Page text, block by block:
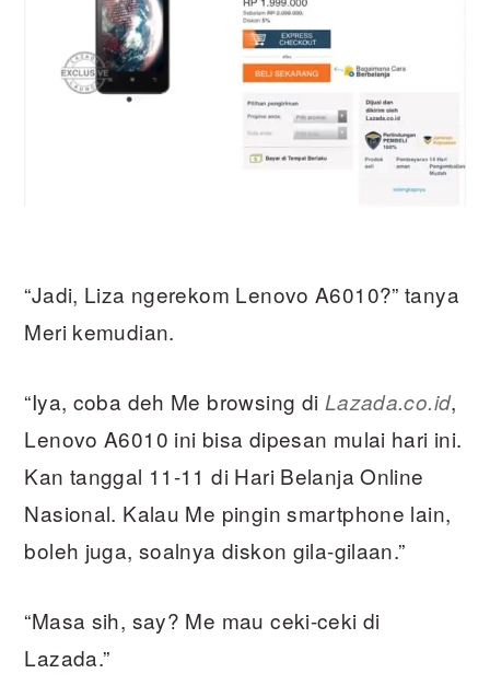
“Jadi, Liza ngerekom Lenovo A6010?” tanya
Meri kemudian.
“Iya, coba deh Me browsing di Lazada.co.id,
Lenovo A6010 ini bisa dipesan mulai hari ini.
Kan tanggal 11-11 di Hari Belanja Online
Nasional. Kalau Me pingin smartphone lain,
boleh juga, soalnya diskon gila-gilaan.”
“Masa sih, say? Me mau ceki-ceki di
Lazada.”